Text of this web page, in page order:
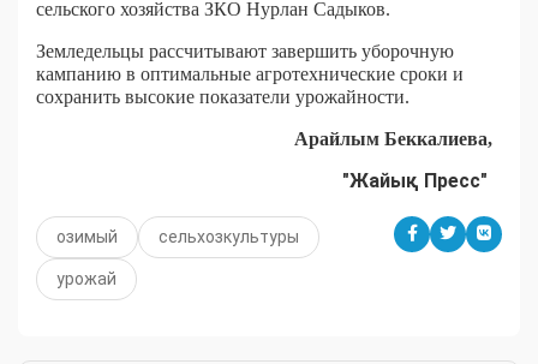
сельского хозяйства ЗКО Нурлан Садыков.
Земледельцы рассчитывают завершить уборочную
кампанию в оптимальные агротехнические сроки и
сохранить высокие показатели урожайности.
Арайлым Беккалиева,
"Жайық Пресс"
озимый сельхозкультуры
урожай